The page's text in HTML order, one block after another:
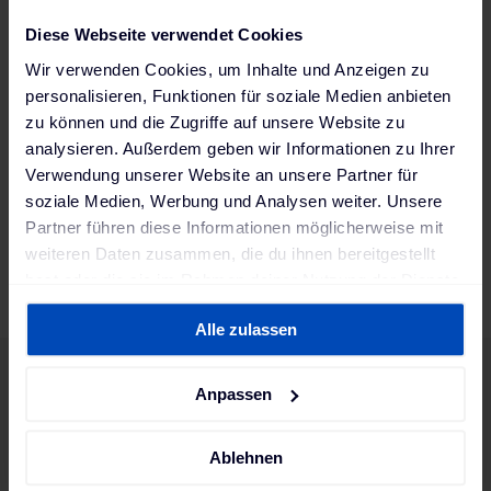
Diese Webseite verwendet Cookies
Wir verwenden Cookies, um Inhalte und Anzeigen zu
personalisieren, Funktionen für soziale Medien anbieten
zu können und die Zugriffe auf unsere Website zu
analysieren. Außerdem geben wir Informationen zu Ihrer
Verwendung unserer Website an unsere Partner für
soziale Medien, Werbung und Analysen weiter. Unsere
Partner führen diese Informationen möglicherweise mit
weiteren Daten zusammen, die du ihnen bereitgestellt
gesammelt haben. Weitere Informationen findest du in
Datenschutzerklärungund unserem
Impressum.
Alle zulassen
Anpassen
Ablehnen
Hochleistung
Webinaraufzeichnung vom 27.02.2025
Jetzt ansehen